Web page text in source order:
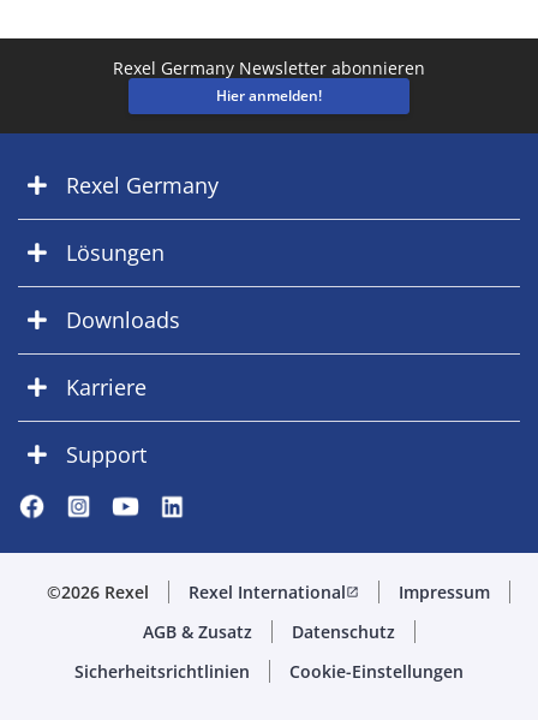
Rexel Germany Newsletter abonnieren
Hier anmelden!
Rexel Germany
Lösungen
Downloads
Karriere
Support
©2026 Rexel Rexel Internationalopen_in_new
Impressum
AGB & Zusatz
Datenschutz
Sicherheitsrichtlinien
Cookie-Einstellungen